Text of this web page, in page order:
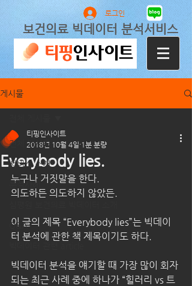
로그인
보건의료 빅데이터 분석서비스
게시물
전체 게시물
서비스 소개
분석사례
Q&A
Everybody lies.
티핑인사이트
2018년 10월 4일 1분 분량
누구나 거짓말을 한다.
의도하든 의도하지 않았든.
이 글의 제목 “Everybody lies”는 빅데이
터 분석에 관한 책 제목이기도 하다.
빅데이터 분석을 얘기할 때 가장 많이 회자
되는 최근 사례 중에 하나가 “힐러리 vs 트